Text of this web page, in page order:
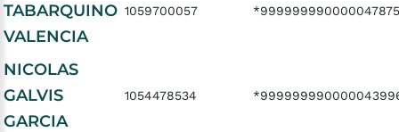
TABARQUINO
VALENCIA
1059700057
NICOLAS
GALVIS
GARCIA
1054478534